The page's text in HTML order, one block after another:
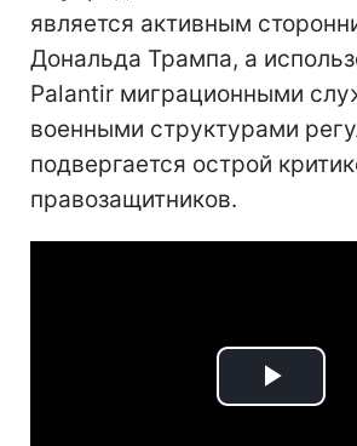
является активным
Дональда Трампа, а
Palantir миграционными
военными структурами
подвергается острой
правозащитников.
Play